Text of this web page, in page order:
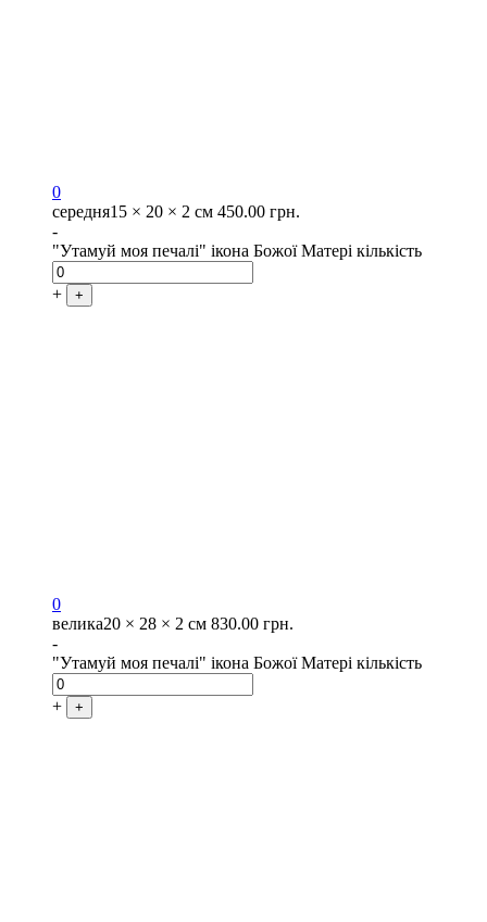
0
середня15 × 20 × 2 см 450.00 грн.
-
"Утамуй моя печалі" ікона Божої Матері кількість
+ +
0
велика20 × 28 × 2 см 830.00 грн.
-
"Утамуй моя печалі" ікона Божої Матері кількість
+ +